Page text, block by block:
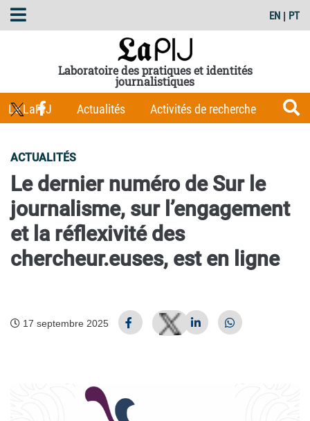
EN | PT
Laboratoire des pratiques et identités
journalistiques
Le LaPIJ
Actualités Activités de recherche
Publications
ACTUALITÉS
Le dernier numéro de Sur le
journalisme, sur l’engagement
et la réflexivité des
chercheur.euses, est en ligne
17 septembre 2025